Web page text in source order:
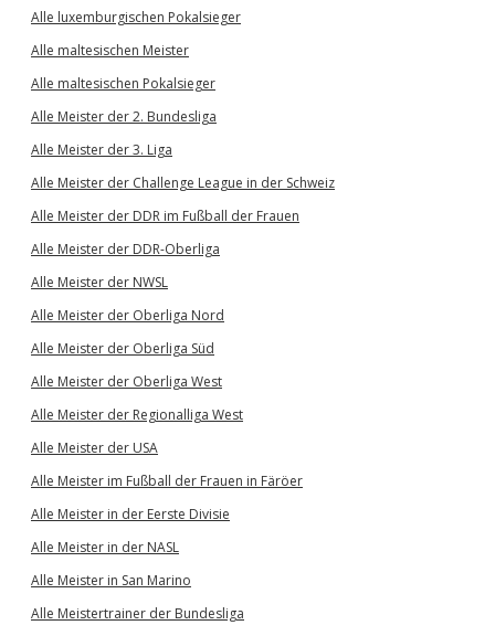
Alle luxemburgischen Pokalsieger
Alle maltesischen Meister
Alle maltesischen Pokalsieger
Alle Meister der 2. Bundesliga
Alle Meister der 3. Liga
Alle Meister der Challenge League in der Schweiz
Alle Meister der DDR im Fußball der Frauen
Alle Meister der DDR-Oberliga
Alle Meister der NWSL
Alle Meister der Oberliga Nord
Alle Meister der Oberliga Süd
Alle Meister der Oberliga West
Alle Meister der Regionalliga West
Alle Meister der USA
Alle Meister im Fußball der Frauen in Färöer
Alle Meister in der Eerste Divisie
Alle Meister in der NASL
Alle Meister in San Marino
Alle Meistertrainer der Bundesliga